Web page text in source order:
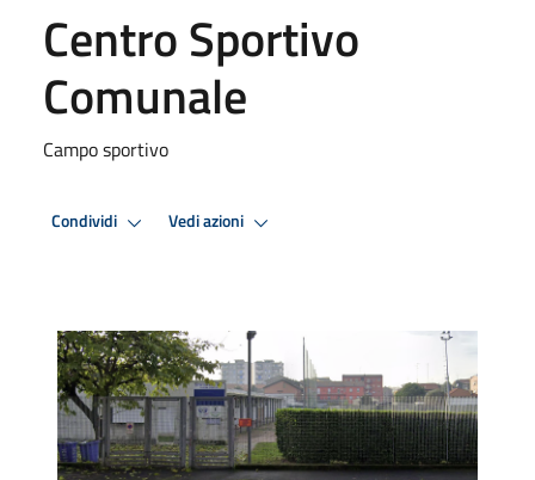
Centro Sportivo
Comunale
Campo sportivo
Condividi Vedi azioni